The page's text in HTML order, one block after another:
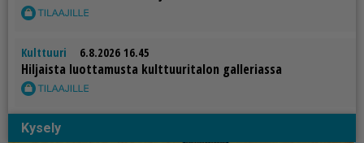
Kulttuuri 6.8.2026 16.45
Hil­jais­ta luot­ta­mus­ta kult­tuu­ri­ta­lon gal­le­ri­as­sa
Kysely